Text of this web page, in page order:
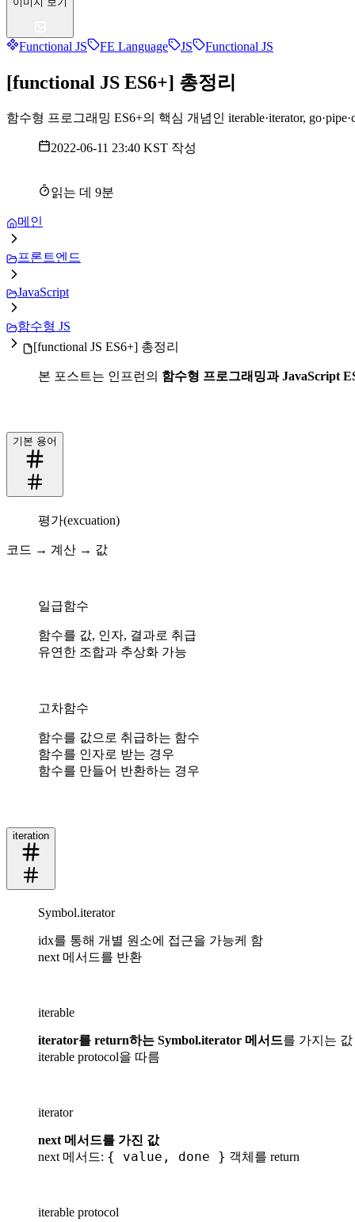
Functional JS FE Language JS Functional JS
[functional JS ES6+] 총정리
함수형 프로그래밍 ES6+의 핵심 개념인 iterable·iterator,
2022-06-11 23:40 KST 작성
읽는 데 9분
메인
프론트엔드
JavaScript
함수형 JS
[functional JS ES6+] 총정리
본 포스트는 인프런의 함수형 프로그래밍과 JavaScript
기본 용어
평가(excuation)
코드 → 계산 → 값
일급함수
함수를 값, 인자, 결과로 취급
유연한 조합과 추상화 가능
고차함수
함수를 값으로 취급하는 함수
함수를 인자로 받는 경우
함수를 만들어 반환하는 경우
iteration
Symbol.iterator
idx를 통해 개별 원소에 접근을 가능케 함
next 메서드를 반환
iterable
iterator를 return하는 Symbol.iterator 메서드를 가지는 값
iterable protocol을 따름
iterator
next 메서드를 가진 값
next 메서드: { value, done } 객체를 return
iterable protocol